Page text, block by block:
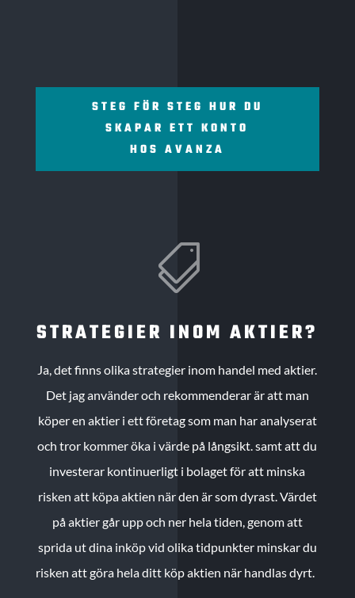
STEG FÖR STEG HUR DU
SKAPAR ETT KONTO
HOS AVANZA

STRATEGIER INOM AKTIER?
Ja, det finns olika strategier inom handel med aktier.
Det jag använder och rekommenderar är att man
köper en aktier i ett företag som man har analyserat
och tror kommer öka i värde på långsikt. samt att du
investerar kontinuerligt i bolaget för att minska
risken att köpa aktien när den är som dyrast. Värdet
på aktier går upp och ner hela tiden, genom att
sprida ut dina inköp vid olika tidpunkter minskar du
risken att göra hela ditt köp aktien när handlas dyrt.